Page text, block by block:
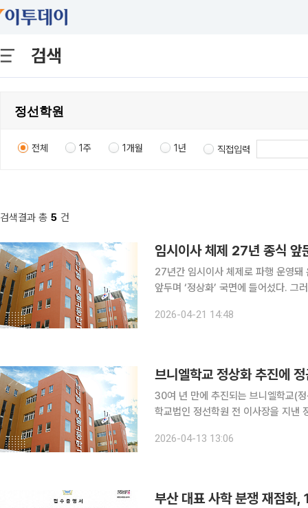
검색
전체 1주 1개월 1년 직접입력
검색결과 총 5 건
27년간 임시이사 체제로 파행 운영돼
앞두며 ‘정상화’ 국면에 들어섰다. 그
2026-04-21 14:48
브니엘학교 정상화 추진에
30여 년 만에 추진되는 브니엘학교(
학교법인 정선학원 전 이사장을 지낸
2026-04-13 13:06
부산 대표 사학 분쟁 재점화,